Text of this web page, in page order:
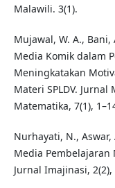
Malawili. 3(1).
Mujawal, W. A., Bani,
Media Komik dalam
Meningkatakan
Materi SPLDV.
Matematika, 7(1),
Nurhayati, N.,
Media Pembelajaran
Jurnal Imajinasi, 2(2),